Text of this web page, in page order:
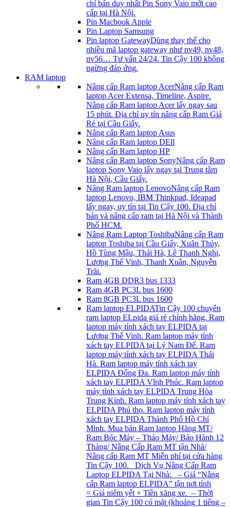
chỉ bán duy nhất Pin Sony Vaio mới cao
cấp tại Hà Nội.
Pin Macbook Apple
Pin Laptop Samsung
Pin laptop GatewayDùng thay thế cho
nhiều mã laptop gateway như nv49, nv48,
nv56… Tư vấn 24/24. Tin Cậy 100 không
ngừng đáp ứng.
RAM laptop
Nâng cấp Ram laptop AcerNâng cấp Ram
laptop Acer Extensa, Timeline, Aspire.
Nâng cấp Ram laptop Acer lấy ngay sau
15 phút. Địa chỉ uy tín nâng cấp Ram Giá
Rẻ tại Cầu Giấy.
Nâng cấp Ram laptop Asus
Nâng cấp Ram laptop DEll
Nâng cấp Ram laptop HP
Nâng cấp Ram laptop SonyNâng cấp Ram
laptop Sony Vaio lấy ngay tại Trung tâm
Hà Nội, Cầu Giấy.
Nâng Ram laptop LenovoNâng cấp Ram
laptop Lenovo, IBM Thinkpad, Ideapad
lấy ngay, uy tín tại Tin Cậy 100. Địa chỉ
bán và nâng cấp ram tại Hà Nội và Thành
Phố HCM.
Nâng Ram Laptop ToshibaNâng cấp Ram
laptop Toshiba tại Cầu Giấy, Xuân Thủy,
Hồ Tùng Mậu, Thái Hà, Lê Thanh Nghị,
Lương Thế Vinh, Thanh Xuân, Nguyễn
Trãi.
Ram 4GB DDR3 bus 1333
Ram 4GB PC3L bus 1600
Ram 8GB PC3L bus 1600
Ram laptop ELPIDATin Cậy 100 chuyên
ram laptop ELpida giá rẻ chính hãng. Ram
laptop máy tính xách tay ELPIDA tại
Lương Thế Vinh. Ram laptop máy tính
xách tay ELPIDA tại Lý Nam Đế. Ram
laptop máy tính xách tay ELPIDA Thái
Hà. Ram laptop máy tính xách tay
ELPIDA Đống Đa. Ram laptop máy tính
xách tay ELPIDA Vĩnh Phúc. Ram laptop
máy tính xách tay ELPIDA Trung Hòa
Trung Kính. Ram laptop máy tính xách tay
ELPIDA Phú thọ. Ram laptop máy tính
xách tay ELPIDA Thành Phố Hồ Chí
Minh. Mua bán Ram laptop Hãng MT/
Ram Bóc Máy – Tháo Máy/ Bảo Hành 12
Tháng/ Nâng Cấp Ram MT tận Nhà/
Nâng cấp Ram MT Miễn phí tại cửa hàng
Tin Cậy 100. Dịch Vụ Nâng Cấp Ram
Laptop ELPIDA Tại Nhà: – Giá “Nâng
cấp Ram laptop ELPIDA” tận nơi tính
= Giá niêm yết + Tiền xăng xe. – Thời
gian Tin Cậy 100 có mặt (khoảng 1 tiếng –